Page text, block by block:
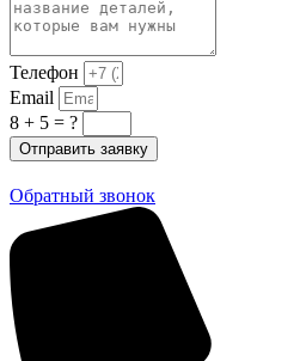
Телефон
Email
8 + 5 = ?
Отправить заявку
Обратный звонок